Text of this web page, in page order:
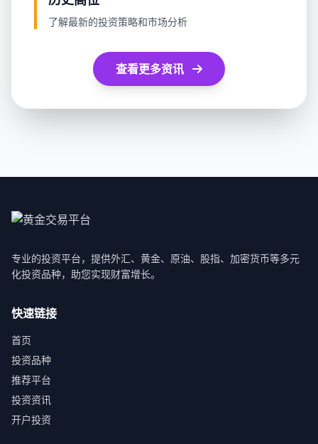
了解最新的投资策略和市场分析
查看更多资讯
专业的投资平台，提供外汇、黄金、原油、股指、加密货币等多元
化投资品种，助您实现财富增长。
快速链接
首页
投资品种
推荐平台
投资资讯
开户投资